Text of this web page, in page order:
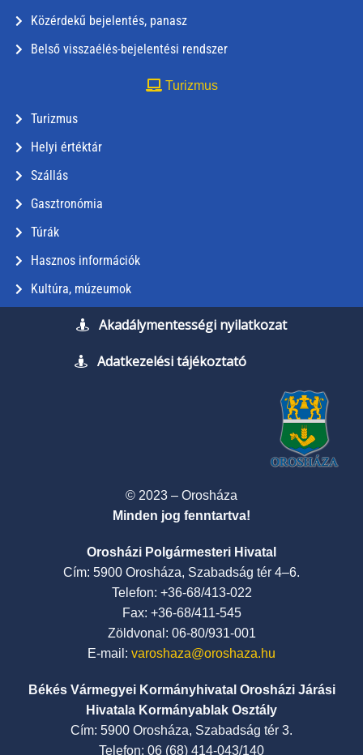
Közérdekű bejelentés, panasz
Belső visszaélés-bejelentési rendszer
Turizmus
Turizmus
Helyi értéktár
Szállás
Gasztronómia
Túrák
Hasznos információk
Kultúra, múzeumok
Akadálymentességi nyilatkozat
Adatkezelési tájékoztató
© 2023 – Orosháza
Minden jog fenntartva!
Orosházi Polgármesteri Hivatal
Cím: 5900 Orosháza, Szabadság tér 4–6.
Telefon: +36-68/413-022
Fax: +36-68/411-545
Zöldvonal: 06-80/931-001
E-mail: varoshaza@oroshaza.hu
Békés Vármegyei Kormányhivatal Orosházi Járási
Hivatala Kormányablak Osztály
Cím: 5900 Orosháza, Szabadság tér 3.
Telefon: 06 (68) 414-043/140